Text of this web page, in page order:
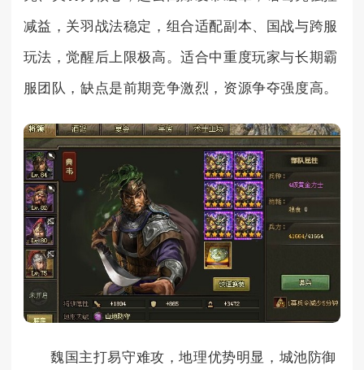
减益，关羽战法稳定，组合适配副本、国战与跨服
玩法，觉醒后上限极高。适合中重度玩家与长期霸
服团队，缺点是前期竞争激烈，资源争夺强度高。
魏国主打易守难攻，地理优势明显，城池防御